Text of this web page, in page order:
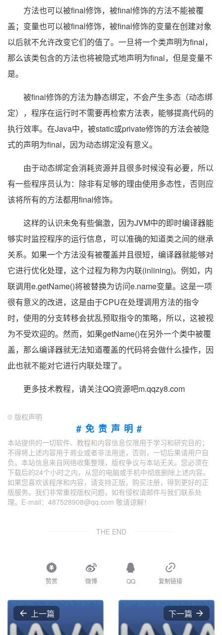
方法也可以被final修饰，被final修饰的方法不能被覆
盖；变量也可以被final修饰，被final修饰的变量在创建对象
以后就不允许改变它们的值了。一旦将一个类声明为final，
那么该类包含的方法也将被隐式地声明为final，但是变量不
是。
被final修饰的方法为静态绑定，不会产生多态（动态绑
定），程序在运行时不需要再检索方法表，能够提高代码的
执行效率。在Java中，被static或private修饰的方法会被隐
式的声明为final，因为动态绑定没有意义。
由于动态绑定会消耗资源并且很多时候没有必要，所以
有一些程序员认为：除非有足够的理由使用多态性，否则应
该将所有的方法都用final修饰。
这样的认识未免有些偏激，因为JVM中的即时编译器能
够实时监控程序的运行信息，可以准确的知道类之间的继承
关系。如果一个方法没有被覆盖并且很短，编译器就能够对
它进行优化处理，这个过程为称为内联(inlining)。例如，内
联调用e.getName()将被替换为访问e.name变量。这是一项
很有意义的改进，这是由于CPU在处理调用方法的指令
时，使用的分支转移会扰乱预取指令的策略，所以，这被视
为不受欢迎的。然而，如果getName()在另外一个类中被覆
盖，那么编译器就无法知道覆盖的代码将会做什么操作，因
此也就不能对它进行内联处理了。
更多技术教程，请关注QQ资源吧m.qqzy8.com
© 版权声明
#免责声明#
本站提供的一切软件、教程和内容信息仅限用于学习和研究目的；
不得将上述内容用于商业或者非法用途，否则，一切后果请用户自
负。本站信息来自网络收集整理，版权争议与本站无关。您必须在
下载后的24个小时之内，从您的电脑或手机中彻底删除上述内容。
如果您喜欢该程序和内容，请支持正版，购买注册，得到更好的正
版服务。我们非常重视版权问题，如有侵权请邮件与我们联系处
理。E-mail：487528908@qq.com 敬请谅解！
THE END
赞赏 微博 QQ 复制链接
上一篇 下一篇